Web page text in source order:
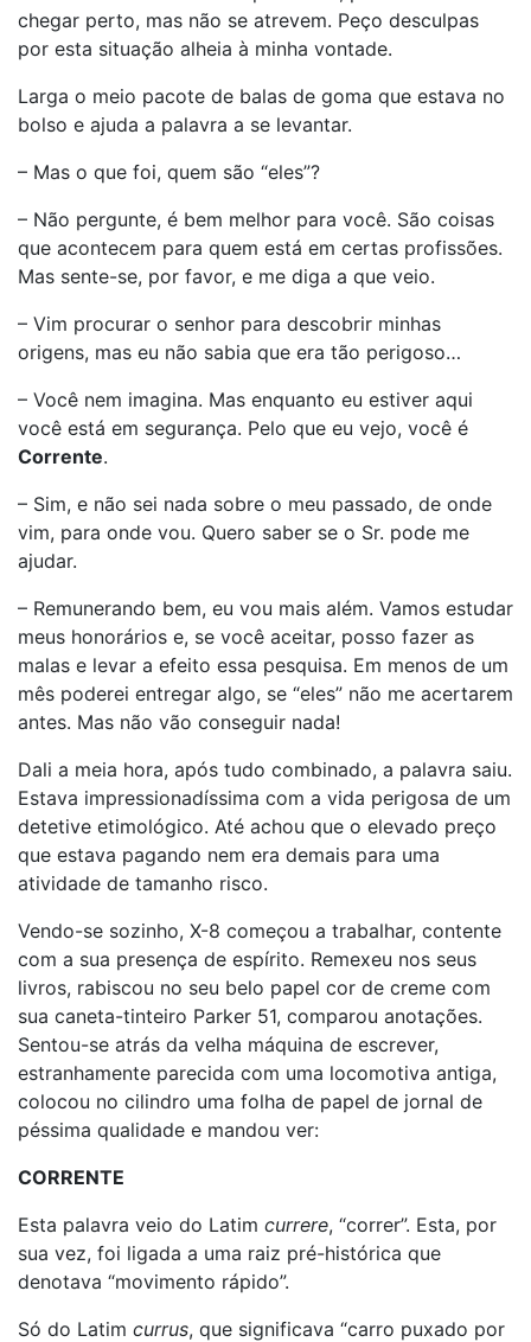
chegar perto, mas não se atrevem. Peço desculpas
por esta situação alheia à minha vontade.
Larga o meio pacote de balas de goma que estava no
bolso e ajuda a palavra a se levantar.
– Mas o que foi, quem são “eles”?
– Não pergunte, é bem melhor para você. São coisas
que acontecem para quem está em certas profissões.
Mas sente-se, por favor, e me diga a que veio.
– Vim procurar o senhor para descobrir minhas
origens, mas eu não sabia que era tão perigoso…
– Você nem imagina. Mas enquanto eu estiver aqui
você está em segurança. Pelo que eu vejo, você é
Corrente.
– Sim, e não sei nada sobre o meu passado, de onde
vim, para onde vou. Quero saber se o Sr. pode me
ajudar.
– Remunerando bem, eu vou mais além. Vamos estudar
meus honorários e, se você aceitar, posso fazer as
malas e levar a efeito essa pesquisa. Em menos de um
mês poderei entregar algo, se “eles” não me acertarem
antes. Mas não vão conseguir nada!
Dali a meia hora, após tudo combinado, a palavra saiu.
Estava impressionadíssima com a vida perigosa de um
detetive etimológico. Até achou que o elevado preço
que estava pagando nem era demais para uma
atividade de tamanho risco.
Vendo-se sozinho, X-8 começou a trabalhar, contente
com a sua presença de espírito. Remexeu nos seus
livros, rabiscou no seu belo papel cor de creme com
sua caneta-tinteiro Parker 51, comparou anotações.
Sentou-se atrás da velha máquina de escrever,
estranhamente parecida com uma locomotiva antiga,
colocou no cilindro uma folha de papel de jornal de
péssima qualidade e mandou ver:
CORRENTE
Esta palavra veio do Latim currere, “correr”. Esta, por
sua vez, foi ligada a uma raiz pré-histórica que
denotava “movimento rápido”.
Só do Latim currus, que significava “carro puxado por